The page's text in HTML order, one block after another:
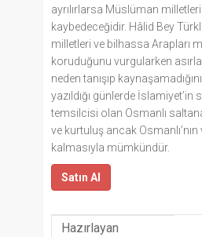
ayrılırlarsa Müslüman
kaybedeceğidir. Hâlid Bey
milletleri ve bilhassa Arapları
koruduğunu vurgularken
neden tanışıp
yazıldığı günlerde
temsilcisi olan Osmanlı
ve kurtuluş ancak
kalmasıyla mümkündür.
Satın Al
Hazırlayan